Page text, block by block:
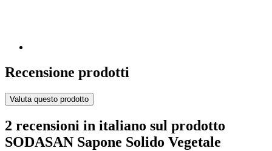
Recensione prodotti
Valuta questo prodotto
2 recensioni in italiano sul prodotto
SODASAN Sapone Solido Vegetale